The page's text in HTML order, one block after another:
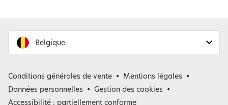
Belgique
Belgique
Conditions générales de vente
Mentions légales
Données personnelles
Gestion des cookies
Accessibilité : partiellement conforme